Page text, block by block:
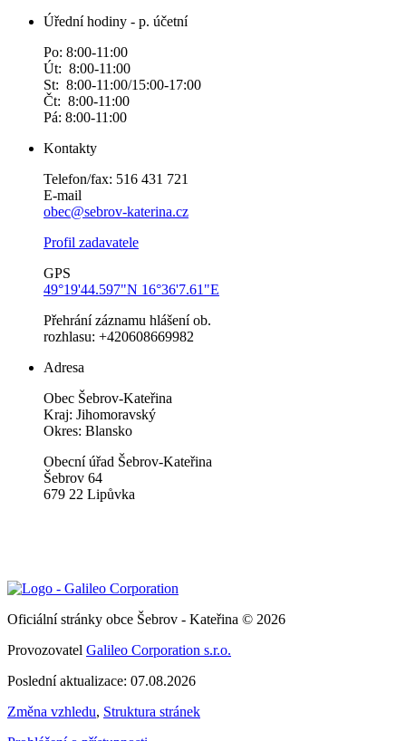
Úřední hodiny - p. účetní
Po: 8:00-11:00
Út: 8:00-11:00
St: 8:00-11:00/15:00-17:00
Čt: 8:00-11:00
Pá: 8:00-11:00
Kontakty
Telefon/fax: 516 431 721
E-mail
obec@sebrov-katerina.cz
Profil zadavatele
GPS
49°19'44.597"N 16°36'7.61"E
Přehrání záznamu hlášení ob.
rozhlasu: +420608669982
Adresa
Obec Šebrov-Kateřina
Kraj: Jihomoravský
Okres: Blansko
Obecní úřad Šebrov-Kateřina
Šebrov 64
679 22 Lipůvka
Oficiální stránky obce Šebrov - Kateřina © 2026
Provozovatel Galileo Corporation s.r.o.
Poslední aktualizace: 07.08.2026
Změna vzhledu, Struktura stránek